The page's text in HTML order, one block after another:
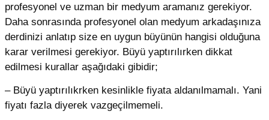
profesyonel ve uzman bir medyum aramanız gerekiyor.
Daha sonrasında profesyonel olan medyum arkadaşınıza
derdinizi anlatıp size en uygun büyünün hangisi olduğuna
karar verilmesi gerekiyor. Büyü yaptırılırken dikkat
edilmesi kurallar aşağıdaki gibidir;
– Büyü yaptırılıkrken kesinlikle fiyata aldanılmamalı. Yani
fiyatı fazla diyerek vazgeçilmemeli.